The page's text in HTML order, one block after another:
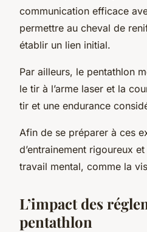
communication efficace
permettre au cheval de
établir un lien initial.
Par ailleurs, le pentathlon
le tir à l’arme laser et la
tir et une endurance
Afin de se préparer à ces
d’entrainement rigoureux
travail mental, comme la
L’impact des
pentathlon